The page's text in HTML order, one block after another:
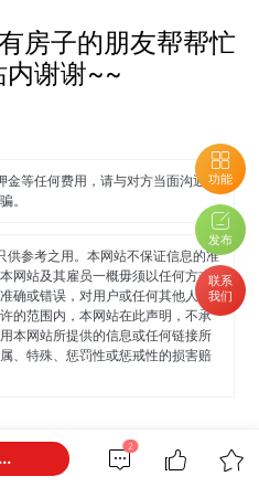
功能
发布
联系
我们
房子的朋友帮帮忙
内谢谢~~
金等任何费用，请与对方当面沟通，
。
供参考之用。本网站不保证信息的准
网站及其雇员一概毋须以任何方式
确或错误，对用户或任何其他人士
的范围内，本网站在此声明，不承
本网站所提供的信息或任何链接所
、特殊、惩罚性或惩戒性的损害赔
2